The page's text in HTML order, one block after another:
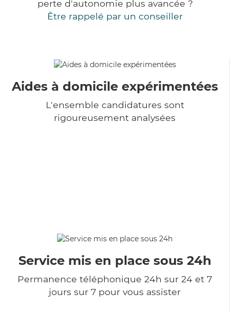
perte d'autonomie plus avancée ?
Être rappelé par un conseiller
Aides à domicile expérimentées
L'ensemble candidatures sont
rigoureusement analysées
Service mis en place sous 24h
Permanence téléphonique 24h sur 24 et 7
jours sur 7 pour vous assister